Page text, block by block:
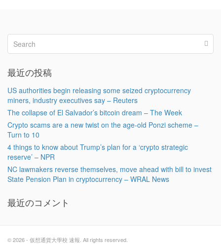
最近の投稿
US authorities begin releasing some seized cryptocurrency
miners, industry executives say – Reuters
The collapse of El Salvador’s bitcoin dream – The Week
Crypto scams are a new twist on the age-old Ponzi scheme –
Turn to 10
4 things to know about Trump’s plan for a ‘crypto strategic
reserve’ – NPR
NC lawmakers reverse themselves, move ahead with bill to invest
State Pension Plan in cryptocurrency – WRAL News
最近のコメント
© 2026 - 仮想通貨大學校 速報. All rights reserved.